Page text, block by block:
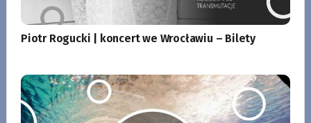
Piotr Rogucki | koncert we Wrocławiu – Bilety